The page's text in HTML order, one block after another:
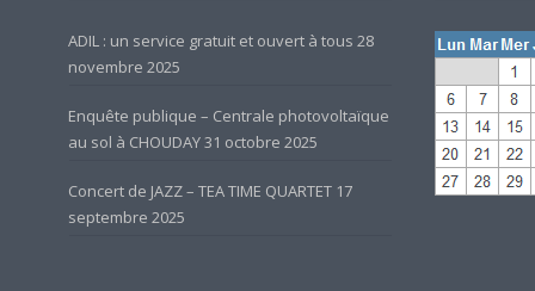
ADIL : un service gratuit et ouvert à tous 28
novembre 2025
Enquête publique – Centrale photovoltaïque
au sol à CHOUDAY31 octobre 2025
Concert de JAZZ – TEA TIME QUARTET 17
septembre 2025